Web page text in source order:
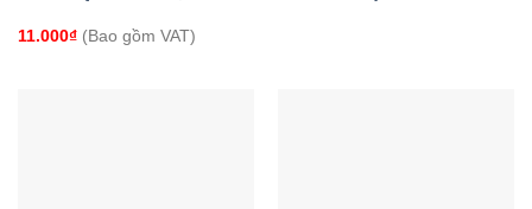
11.000₫(Bao gồm VAT)